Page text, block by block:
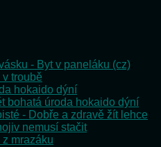
- Byt v paneláku (cz)
troubě
hokaido dýní
bohatá úroda hokaido dýní
- Dobře a zdravě žít lehce
nemusí stačit
z mrazáku